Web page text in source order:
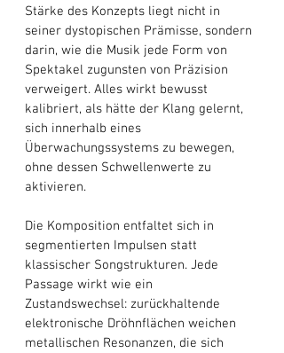
Stärke des Konzepts liegt nicht in
seiner dystopischen Prämisse, sondern
darin, wie die Musik jede Form von
Spektakel zugunsten von Präzision
verweigert. Alles wirkt bewusst
kalibriert, als hätte der Klang gelernt,
sich innerhalb eines
Überwachungssystems zu bewegen,
ohne dessen Schwellenwerte zu
aktivieren.
Die Komposition entfaltet sich in
segmentierten Impulsen statt
klassischer Songstrukturen. Jede
Passage wirkt wie ein
Zustandswechsel: zurückhaltende
elektronische Dröhnflächen weichen
metallischen Resonanzen, die sich